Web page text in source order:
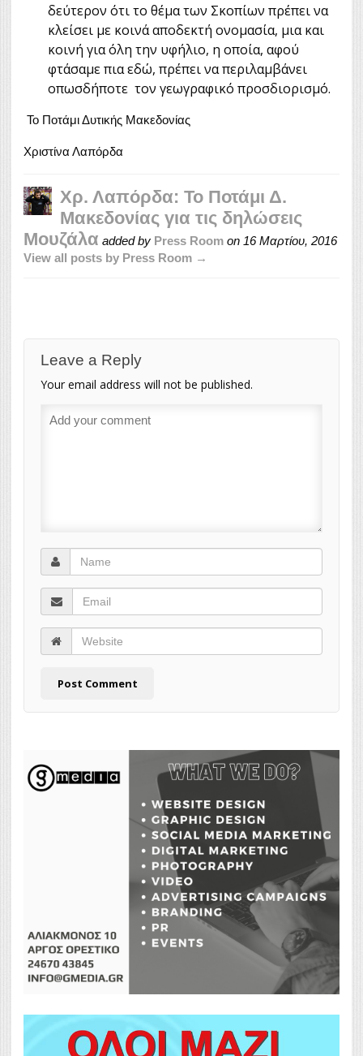
δεύτερον ότι το θέμα των Σκοπίων πρέπει να
κλείσει με κοινά αποδεκτή ονομασία, μια και
κοινή για όλη την υφήλιο, η οποία, αφού
φτάσαμε πια εδώ, πρέπει να περιλαμβάνει
οπωσδήποτε τον γεωγραφικό προσδιορισμό.
Το Ποτάμι Δυτικής Μακεδονίας
Χριστίνα Λαπόρδα
Χρ. Λαπόρδα: Το Ποτάμι Δ.
Μακεδονίας για τις δηλώσεις
Μουζάλα added by Press Room on 16 Μαρτίου, 2016
View all posts by Press Room →
Leave a Reply
Your email address will not be published.